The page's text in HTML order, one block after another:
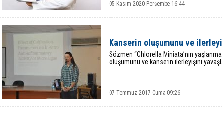
05 Kasım 2020 Perşembe 16:44
Kanserin oluşumunu ve
Sözmen “Chlorella Miniata’nın
oluşumunu ve kanserin ilerleyişini
07 Temmuz 2017 Cuma 09:26